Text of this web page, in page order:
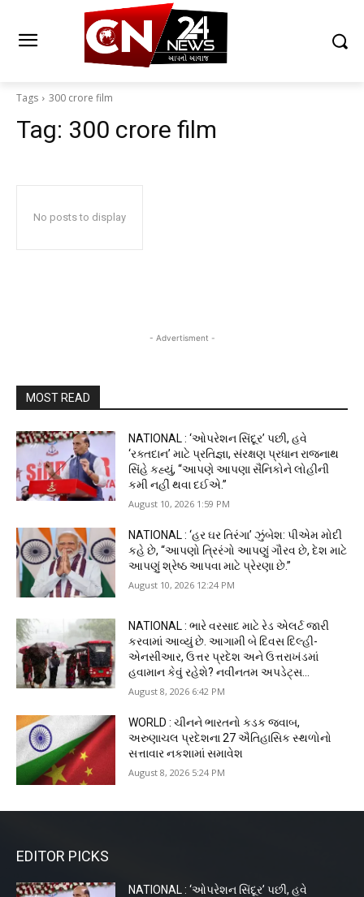
Tags 300 crore film
Tag: 300 crore film
No posts to display
- Advertisment -
MOST READ
NATIONAL : ‘ઓપરેશન સિંદૂર’ પછી, હવે
‘રક્તદાન’ માટે પ્રતિજ્ઞા, સંરક્ષણ પ્રધાન રાજનાથ
સિંહે કહ્યું, “આપણે આપણા સૈનિકોને લોહીની
કમી નહીં થવા દઈએ.”
August 10, 2026 1:59 PM
NATIONAL : ‘હર ઘર તિરંગા’ ઝુંબેશ: પીએમ મોદી
કહે છે, “આપણો ત્રિરંગો આપણું ગૌરવ છે, દેશ માટે
આપણું શ્રેષ્ઠ આપવા માટે પ્રેરણા છે.”
August 10, 2026 12:24 PM
NATIONAL : ભારે વરસાદ માટે રેડ એલર્ટ જારી
કરવામાં આવ્યું છે. આગામી બે દિવસ દિલ્હી-
એનસીઆર, ઉત્તર પ્રદેશ અને ઉત્તરાખંડમાં
હવામાન કેવું રહેશે? નવીનતમ અપડેટ્સ...
August 8, 2026 6:42 PM
WORLD : ચીનને ભારતનો કડક જવાબ,
અરુણાચલ પ્રદેશના 27 ઐતિહાસિક સ્થળોનો
સત્તાવાર નકશામાં સમાવેશ
August 8, 2026 5:24 PM
EDITOR PICKS
NATIONAL : ‘ઓપરેશન સિંદૂર’ પછી, હવે